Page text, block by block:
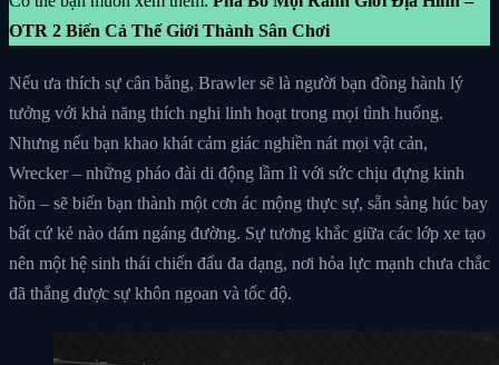
OTR 2 Biến Cả Thế Giới Thành Sân Chơi
Nếu ưa thích sự cân bằng, Brawler sẽ là người bạn đồng hành lý
tưởng với khả năng thích nghi linh hoạt trong mọi tình huống.
Nhưng nếu bạn khao khát cảm giác nghiền nát mọi vật cản,
Wrecker – những pháo đài di động lầm lì với sức chịu đựng kinh
hồn – sẽ biến bạn thành một cơn ác mộng thực sự, sẵn sàng húc bay
bất cứ kẻ nào dám ngáng đường. Sự tương khắc giữa các lớp xe tạo
nên một hệ sinh thái chiến đấu đa dạng, nơi hỏa lực mạnh chưa chắc
đã thắng được sự khôn ngoan và tốc độ.